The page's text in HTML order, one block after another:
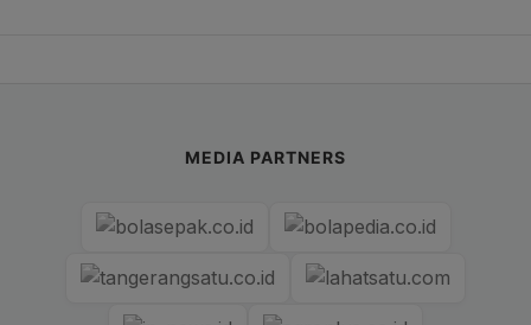
MEDIA PARTNERS